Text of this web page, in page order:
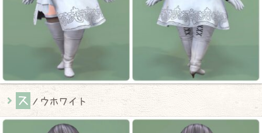
ス ノウホワイト